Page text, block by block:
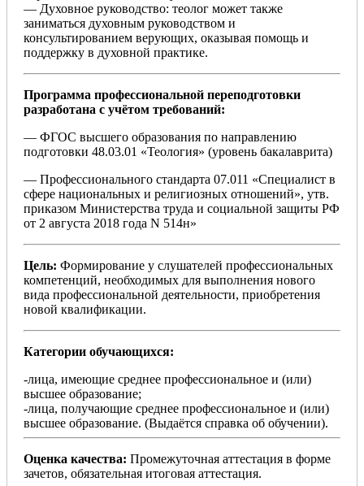
— Духовное руководство: теолог может также
заниматься духовным руководством и
консультированием верующих, оказывая помощь и
поддержку в духовной практике.
Программа профессиональной переподготовки
разработана с учётом требований:
— ФГОС высшего образования по направлению
подготовки 48.03.01 «Теология» (уровень бакалаврита)
— Профессионального стандарта 07.011 «Специалист в
сфере национальных и религиозных отношений», утв.
приказом Министерства труда и социальной защиты РФ
от 2 августа 2018 года N 514н»
Цель: Формирование у слушателей профессиональных
компетенций, необходимых для выполнения нового
вида профессиональной деятельности, приобретения
новой квалификации.
Категории обучающихся:
-лица, имеющие среднее профессиональное и (или)
высшее образование;
-лица, получающие среднее профессиональное и (или)
высшее образование. (Выдаётся справка об обучении).
Оценка качества: Промежуточная аттестация в форме
зачетов, обязательная итоговая аттестация.